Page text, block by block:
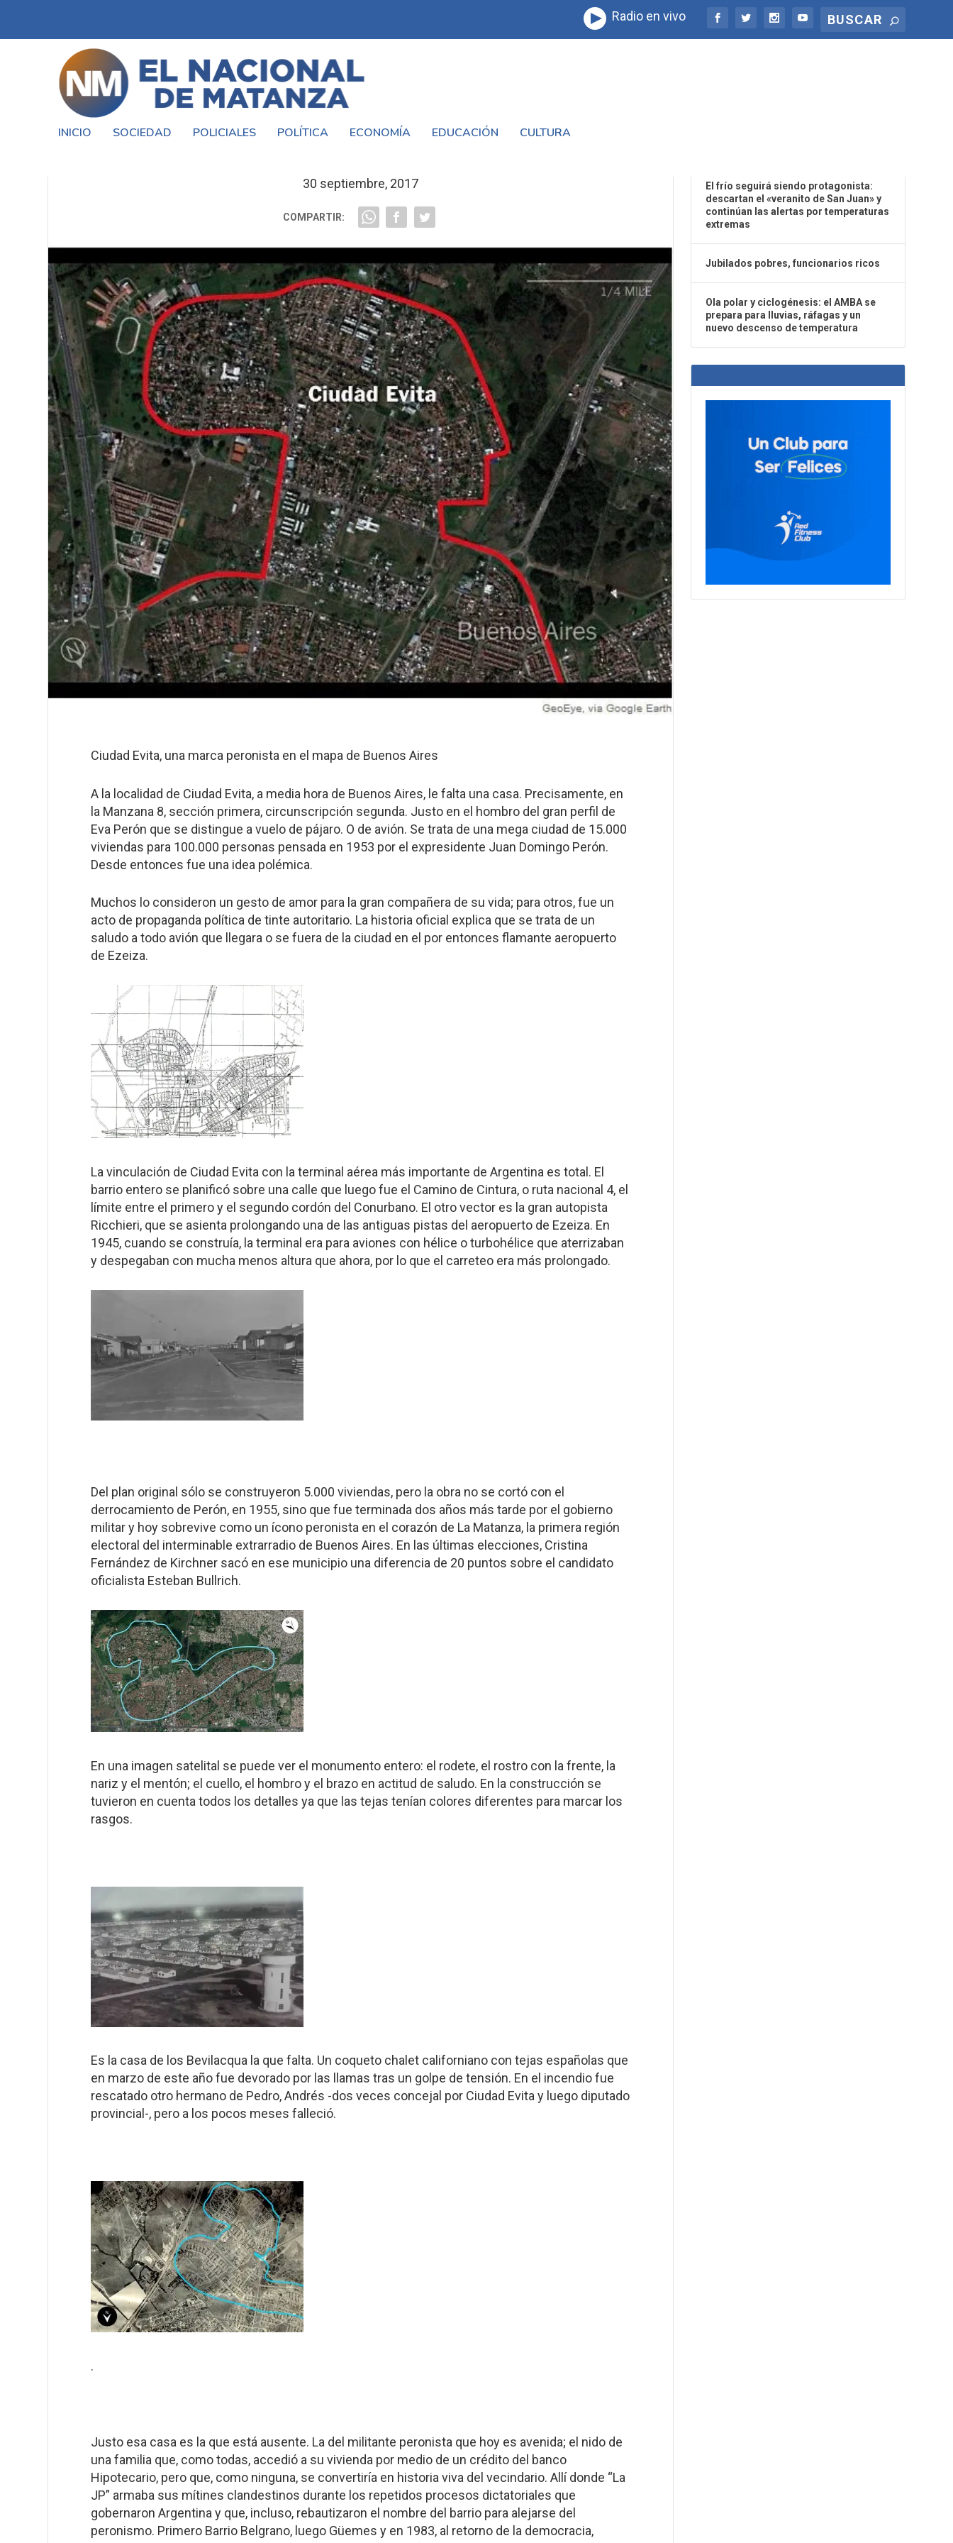
Radio en vivo
INICIO SOCIEDAD POLICIALES POLÍTICA ECONOMÍA EDUCACIÓN CULTURA
30 septiembre, 2017
COMPARTIR:
Ciudad Evita, una marca peronista en el mapa de Buenos Aires
A la localidad de Ciudad Evita, a media hora de Buenos Aires, le falta una casa. Precisamente, en
la Manzana 8, sección primera, circunscripción segunda. Justo en el hombro del gran perfil de
Eva Perón que se distingue a vuelo de pájaro. O de avión. Se trata de una mega ciudad de 15.000
viviendas para 100.000 personas pensada en 1953 por el expresidente Juan Domingo Perón.
Desde entonces fue una idea polémica.
Muchos lo consideron un gesto de amor para la gran compañera de su vida; para otros, fue un
acto de propaganda política de tinte autoritario. La historia oficial explica que se trata de un
saludo a todo avión que llegara o se fuera de la ciudad en el por entonces flamante aeropuerto
de Ezeiza.
La vinculación de Ciudad Evita con la terminal aérea más importante de Argentina es total. El
barrio entero se planificó sobre una calle que luego fue el Camino de Cintura, o ruta nacional 4, el
límite entre el primero y el segundo cordón del Conurbano. El otro vector es la gran autopista
Ricchieri, que se asienta prolongando una de las antiguas pistas del aeropuerto de Ezeiza. En
1945, cuando se construía, la terminal era para aviones con hélice o turbohélice que aterrizaban
y despegaban con mucha menos altura que ahora, por lo que el carreteo era más prolongado.
Del plan original sólo se construyeron 5.000 viviendas, pero la obra no se cortó con el
derrocamiento de Perón, en 1955, sino que fue terminada dos años más tarde por el gobierno
militar y hoy sobrevive como un ícono peronista en el corazón de La Matanza, la primera región
electoral del interminable extrarradio de Buenos Aires. En las últimas elecciones, Cristina
Fernández de Kirchner sacó en ese municipio una diferencia de 20 puntos sobre el candidato
oficialista Esteban Bullrich.
En una imagen satelital se puede ver el monumento entero: el rodete, el rostro con la frente, la
nariz y el mentón; el cuello, el hombro y el brazo en actitud de saludo. En la construcción se
tuvieron en cuenta todos los detalles ya que las tejas tenían colores diferentes para marcar los
rasgos.
Es la casa de los Bevilacqua la que falta. Un coqueto chalet californiano con tejas españolas que
en marzo de este año fue devorado por las llamas tras un golpe de tensión. En el incendio fue
rescatado otro hermano de Pedro, Andrés -dos veces concejal por Ciudad Evita y luego diputado
provincial-, pero a los pocos meses falleció.
.
Justo esa casa es la que está ausente. La del militante peronista que hoy es avenida; el nido de
una familia que, como todas, accedió a su vivienda por medio de un crédito del banco
Hipotecario, pero que, como ninguna, se convertiría en historia viva del vecindario. Allí donde “La
JP” armaba sus mítines clandestinos durante los repetidos procesos dictatoriales que
gobernaron Argentina y que, incluso, rebautizaron el nombre del barrio para alejarse del
peronismo. Primero Barrio Belgrano, luego Güemes y en 1983, al retorno de la democracia,
El frío seguirá siendo protagonista:
descartan el «veranito de San Juan» y
continúan las alertas por temperaturas
extremas
Jubilados pobres, funcionarios ricos
Ola polar y ciclogénesis: el AMBA se
prepara para lluvias, ráfagas y un
nuevo descenso de temperatura